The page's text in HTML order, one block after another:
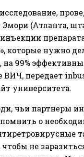
Эмори (Атланта,
которые нужно
на 99%
ВИЧ, передает
университета.
чьи партнеры
о
не